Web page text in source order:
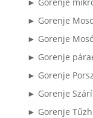
► Gorenje
► Gorenje
► Gorenje
► Gorenje
► Gorenje
► Gorenje